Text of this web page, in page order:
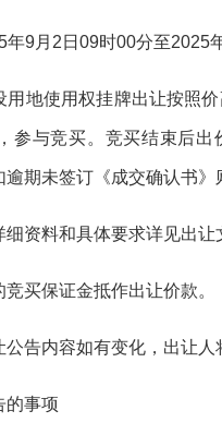
年9月 2 日 09时00分至2025
用地使用权挂牌出让按照
参与竞买。竞买结束后
期未签订《成交确认书》
细资料和具体要求详见出让
竞买保证金抵作出让价款。
公告内容如有变化， 出让
的事项